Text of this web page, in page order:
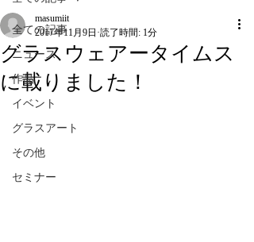
全ての記事
ニュース
作品
イベント
グラスアート
その他
セミナー
グラスウェアータイムス
に載りました！
masumiit
2017年11月9日 読了時間: 1分